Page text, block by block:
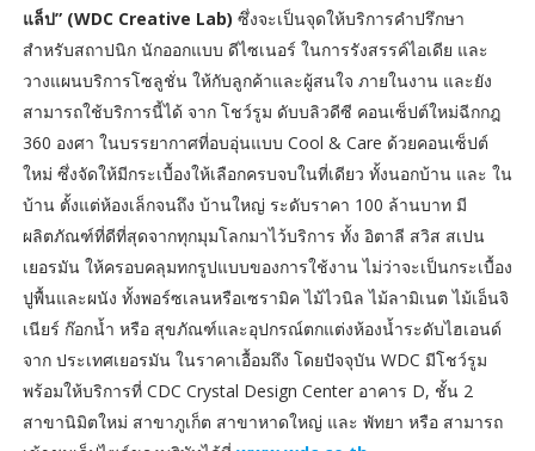
แล็ป” (WDC Creative Lab) ซึ่งจะเป็นจุดให้บริการคำปรึกษา
สำหรับสถาปนิก นักออกแบบ ดีไซเนอร์ ในการรังสรรค์ไอเดีย และ
วางแผนบริการโซลูชั่น ให้กับลูกค้าและผู้สนใจ ภายในงาน และยัง
สามารถใช้บริการนี้ได้ จาก โชว์รูม ดับบลิวดีซี คอนเซ็ปต์ใหม่ฉีกกฎ
360 องศา ในบรรยากาศที่อบอุ่นแบบ Cool & Care ด้วยคอนเซ็ปต์
ใหม่ ซึ่งจัดให้มีกระเบื้องให้เลือกครบจบในที่เดียว ทั้งนอกบ้าน และ ใน
บ้าน ตั้งแต่ห้องเล็กจนถึง บ้านใหญ่ ระดับราคา 100 ล้านบาท มี
ผลิตภัณฑ์ที่ดีที่สุดจากทุกมุมโลกมาไว้บริการ ทั้ง อิตาลี สวิส สเปน
เยอรมัน ให้ครอบคลุมทกรูปแบบของการใช้งาน ไม่ว่าจะเป็นกระเบื้อง
ปูพื้นและผนัง ทั้งพอร์ซเลนหรือเซรามิค ไม้ไวนิล ไม้ลามิเนต ไม้เอ็นจิ
เนียร์ ก๊อกน้ำ หรือ สุขภัณฑ์และอุปกรณ์ตกแต่งห้องน้ำระดับไฮเอนด์
จาก ประเทศเยอรมัน ในราคาเอื้อมถึง โดยปัจจุบัน WDC มีโชว์รูม
พร้อมให้บริการที่ CDC Crystal Design Center อาคาร D, ชั้น 2
สาขานิมิตใหม่ สาขาภูเก็ต สาขาหาดใหญ่ และ พัทยา หรือ สามารถ